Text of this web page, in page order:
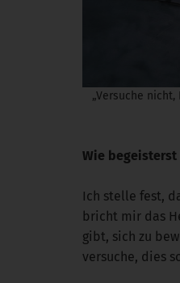
„Versuche
Wie begeisterst
Ich stelle fest,
bricht mir das
gibt, sich zu
versuche, dies